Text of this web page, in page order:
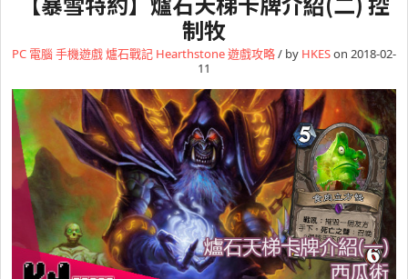
制牧
PC 電腦手機遊戲爐石戰記 Hearthstone遊戲攻略/ by HKESon 2018-02-
11